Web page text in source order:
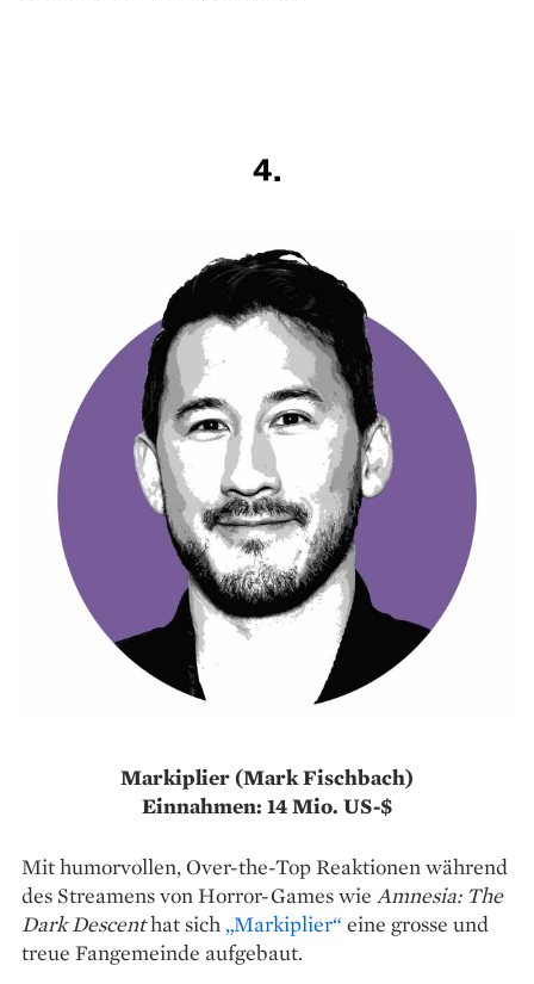
4.
Markiplier (Mark Fischbach)
Einnahmen: 14 Mio. US-$
Mit humorvollen, Over-the-Top Reaktionen während
des Streamens von Horror-Games wie Amnesia: The
Dark Descenthat sich „Markiplier“ eine grosse und
treue Fangemeinde aufgebaut.